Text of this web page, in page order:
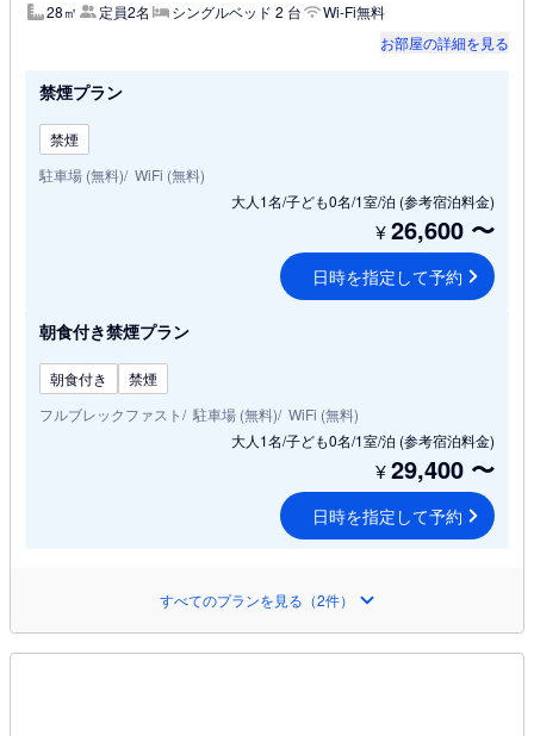
28㎡ 定員2名 シングルベッド 2 台
Wi-Fi無料
お部屋の詳細を見る
禁煙プラン
禁煙
駐車場 (無料) WiFi (無料)
大人1名/子ども0名/1室/泊 (参考宿泊料金)
¥26,600 〜
日時を指定して予約
朝食付き禁煙プラン
朝食付き
禁煙
フルブレックファスト
駐車場 (無料) WiFi (無料)
大人1名/子ども0名/1室/泊 (参考宿泊料金)
¥29,400 〜
日時を指定して予約
すべてのプランを見る（2件）